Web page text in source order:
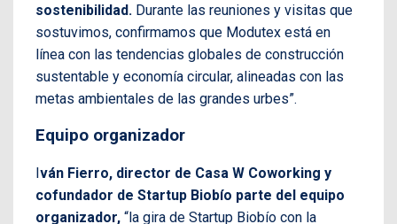
sostenibilidad. Durante las reuniones y visitas que
sostuvimos, confirmamos que Modutex está en
línea con las tendencias globales de construcción
sustentable y economía circular, alineadas con las
metas ambientales de las grandes urbes”.
Equipo organizador
Iván Fierro, director de Casa W Coworking y
cofundador de Startup Biobío parte del equipo
organizador, “la gira de Startup Biobío con la